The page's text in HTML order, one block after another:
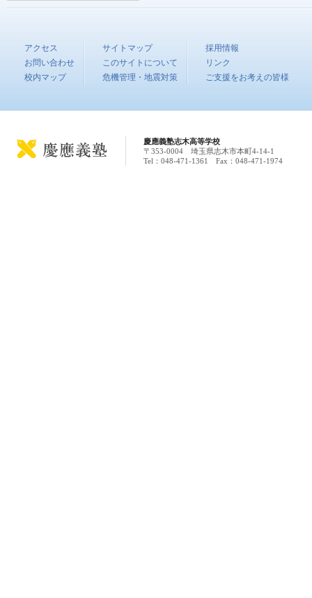
アクセス
お問い合わせ
校内マップ
サイトマップ
このサイトについて
危機管理・地震対策
採用情報
リンク
ご支援をお考えの皆様
慶應義塾志木高等学校
〒353-0004 埼玉県志木市本町4-14-1
Tel：048-471-1361 Fax：048-471-1974